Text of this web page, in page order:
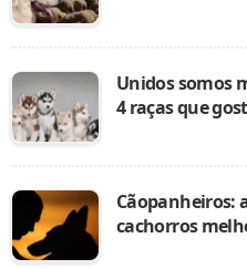
Unidos somos
4 raças que
Cãopanheiros:
cachorros